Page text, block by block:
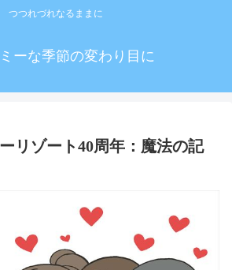
つつれづれなるままに
ーな季節の変わり目に
リゾート40周年：魔法の記